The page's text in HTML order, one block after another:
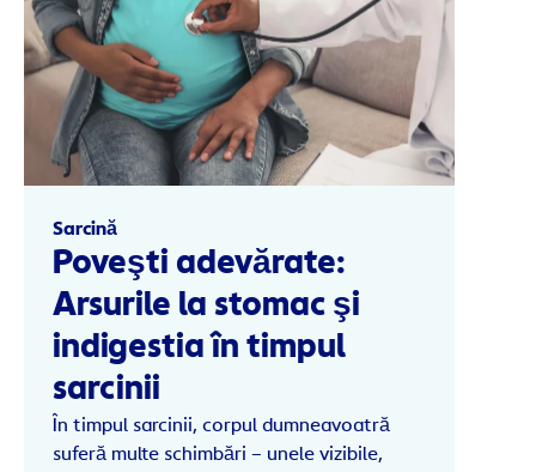
Sarcină
Poveşti adevărate:
Arsurile la stomac şi
indigestia în timpul
sarcinii
În timpul sarcinii, corpul dumneavoatră
suferă multe schimbări – unele vizibile,